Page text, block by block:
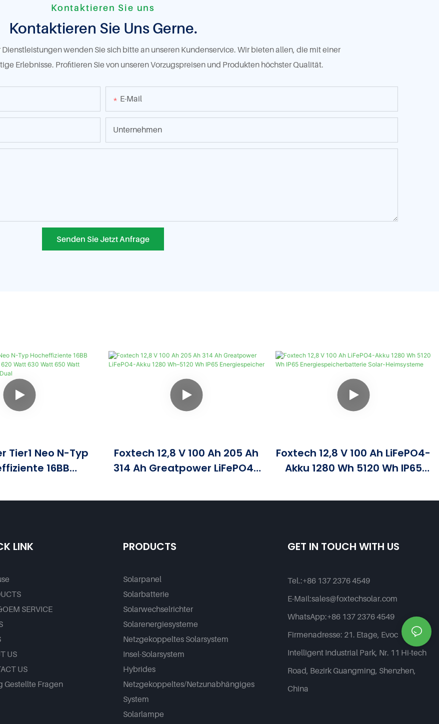
Kontaktieren Sie uns
Kontaktieren Sie Uns Gerne.
wenden Sie sich bitte an unseren Kundenservice. Wir bieten allen, die mit einer
Erlebnisse. Profitieren Sie von unseren Vorzugspreisen und Produkten höchster Qualität.
E-Mail
Unternehmen
Senden Sie Jetzt Anfrage
Tier1 Neo N-Typ
16BB
Watt Bifaziales
Foxtech 12,8 V 100 Ah 205 Ah
314 Ah Greatpower LiFePO4-
Energiespeicher
Foxtech 12,8 V 100 Ah LiFePO4-
Akku 1280 Wh 5120 Wh IP65
Solar-Heimsysteme
LINK
SERVICE
US
US
Gestellte Fragen
PRODUCTS
Solarpanel
Solarbatterie
Solarwechselrichter
Solarenergiesysteme
Netzgekoppeltes Solarsystem
Insel-Solarsystem
Hybrides
Netzgekoppeltes/netzunabhängiges
System
Solarlampe
GET IN TOUCH WITH US
Tel.:+86 137 2376 4549
E-Mail:sales@foxtechsolar.com
WhatsApp:+86 137 2376 4549
Firmenadresse: 21. Etage, Evoc
Intelligent Industrial Park, Nr. 11 Hi-tech
Road, Bezirk Guangming, Shenzhen,
China